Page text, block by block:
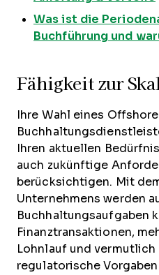
Was ist die
Buchführung und
Fähigkeit zur
Ihre Wahl eines
Ihren aktuellen
auch zukünftige
berücksichtigen. Mit
Unternehmens werden
Buchhaltungsaufgaben
Finanztransaktionen,
Lohnlauf und vermutlich
regulatorische